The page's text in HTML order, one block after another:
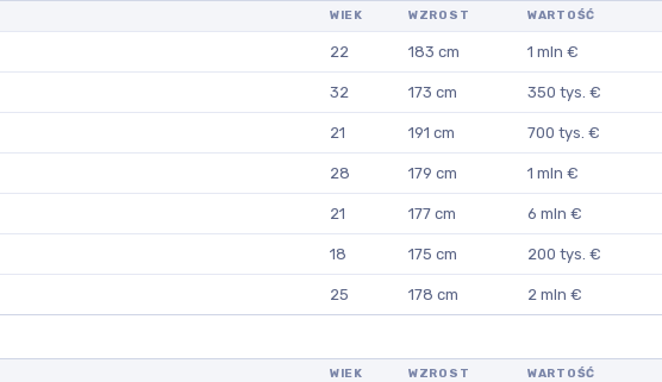
WIEK WZROST WARTOŚĆ
22 183 cm 1 mln €
32 173 cm 350 tys. €
21 191 cm 700 tys. €
28 179 cm 1 mln €
21 177 cm 6 mln €
18 175 cm 200 tys. €
25 178 cm 2 mln €
WIEK WZROST WARTOŚĆ